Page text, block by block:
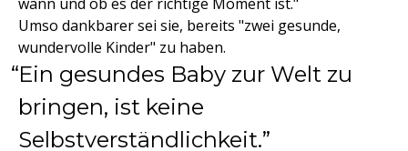
Umso dankbarer sei sie, bereits "zwei gesunde,
wundervolle Kinder" zu haben.
Ein gesundes Baby zur Welt zu
bringen, ist keine
Selbstverständlichkeit.